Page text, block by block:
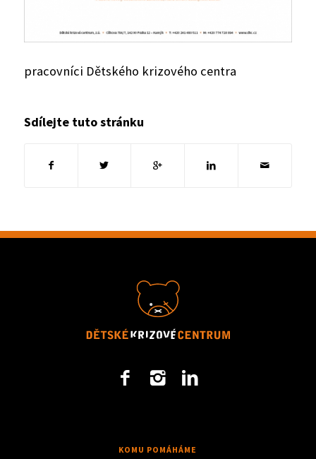
pracovníci Dětského krizového centra
Sdílejte tuto stránku
KOMU POMÁHÁME